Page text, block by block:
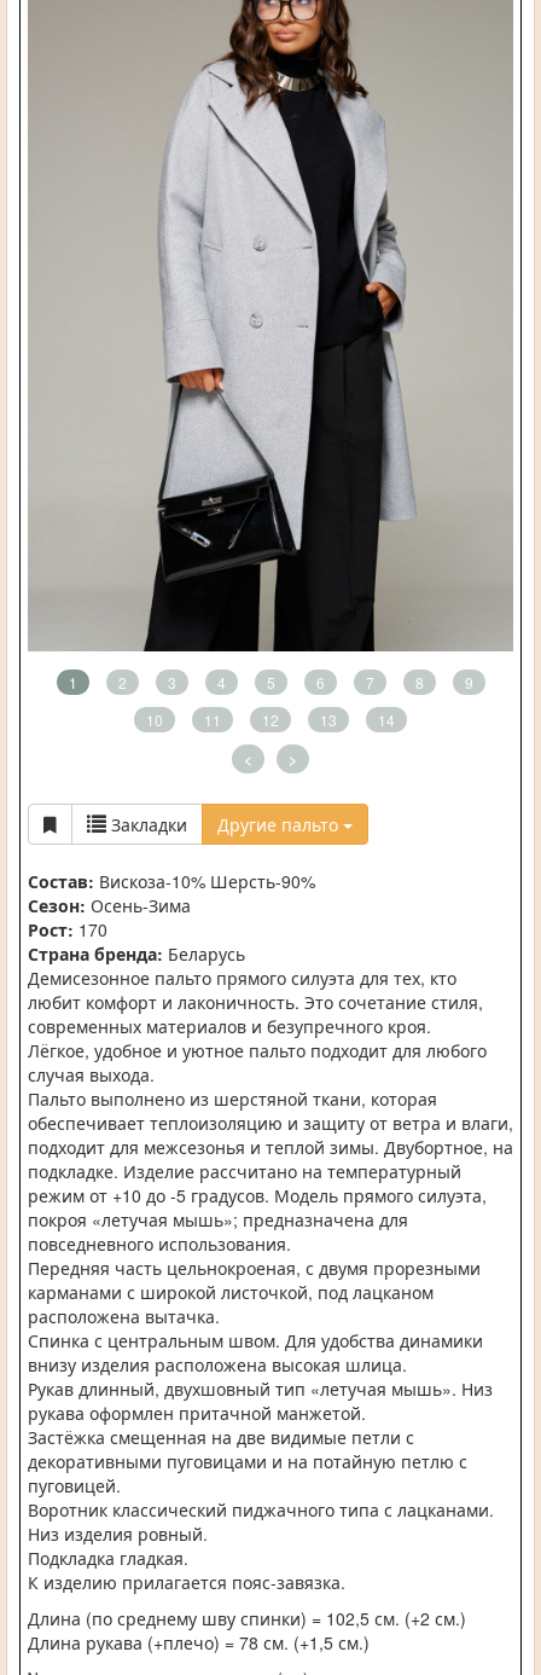
1 2 3 4 5 6 7 8
9
10
11 12 13 14
< >
Закладки Другие пальто
Состав: Вискоза-10% Шерсть-90%
Сезон: Осень-Зима
Рост: 170
Страна бренда: Беларусь
Демисезонное пальто прямого силуэта для тех, кто
любит комфорт и лаконичность. Это сочетание стиля,
современных материалов и безупречного кроя.
Лёгкое, удобное и уютное пальто подходит для любого
случая выхода.
Пальто выполнено из шерстяной ткани, которая
обеспечивает теплоизоляцию и защиту от ветра и влаги,
подходит для межсезонья и теплой зимы. Двубортное, на
подкладке. Изделие рассчитано на температурный
режим от +10 до -5 градусов. Модель прямого силуэта,
покроя «летучая мышь»; предназначена для
повседневного использования.
Передняя часть цельнокроеная, с двумя прорезными
карманами с широкой листочкой, под лацканом
расположена вытачка.
Спинка с центральным швом. Для удобства динамики
внизу изделия расположена высокая шлица.
Рукав длинный, двухшовный тип «летучая мышь». Низ
рукава оформлен притачной манжетой.
Застёжка смещенная на две видимые петли с
декоративными пуговицами и на потайную петлю с
пуговицей.
Воротник классический пиджачного типа с лацканами.
Низ изделия ровный.
Подкладка гладкая.
К изделию прилагается пояс-завязка.
Длина (по среднему шву спинки) = 102,5 см. (+2 см.)
Длина рукава (+плечо) = 78 см. (+1,5 см.)